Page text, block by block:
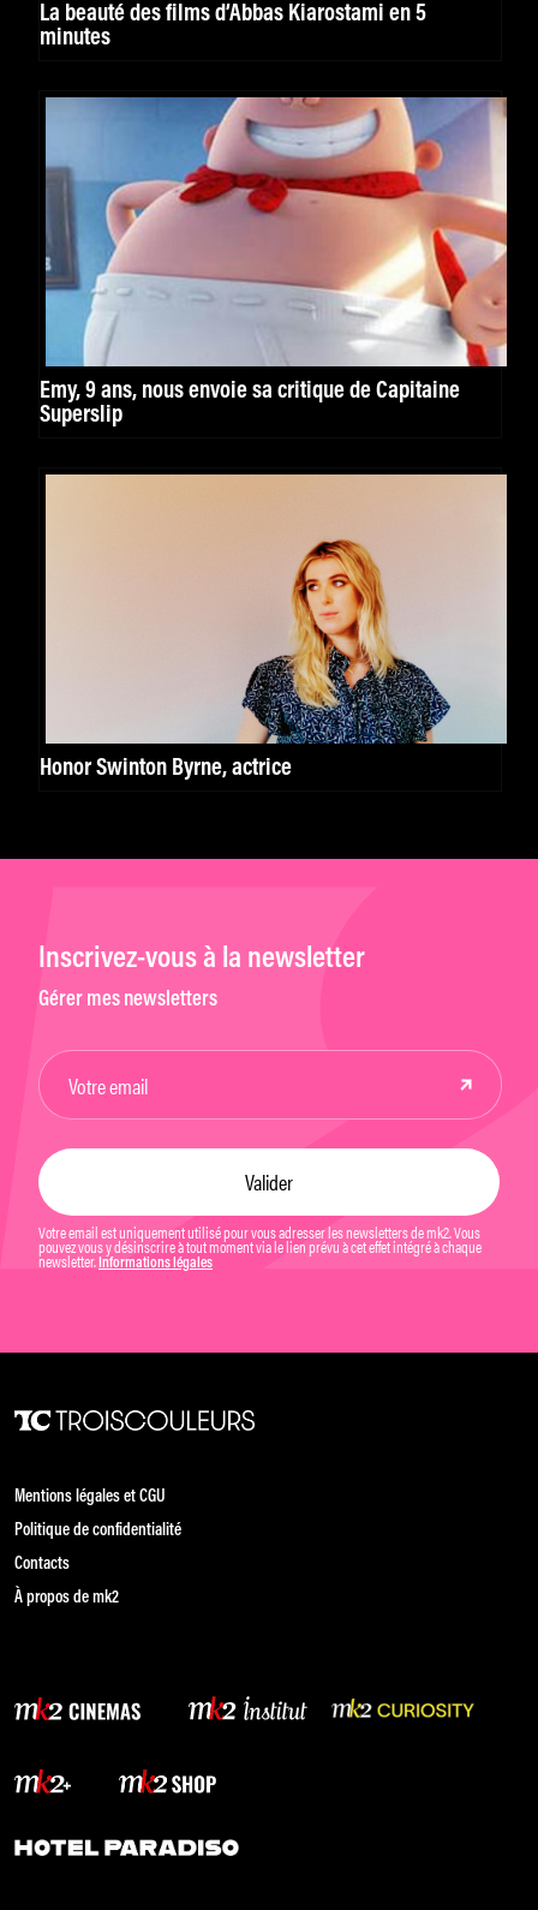
La beauté des films d’Abbas Kiarostami en 5
minutes
Emy, 9 ans, nous envoie sa critique de Capitaine
Superslip
Honor Swinton Byrne, actrice
Inscrivez-vous à la newsletter
Gérer mes newsletters
Votre email est uniquement utilisé pour vous adresser les newsletters de mk2. Vous
pouvez vous y désinscrire à tout moment via le lien prévu à cet effet intégré à chaque
newsletter. Informations légales
Mentions légales et CGU
Politique de confidentialité
Contacts
À propos de mk2